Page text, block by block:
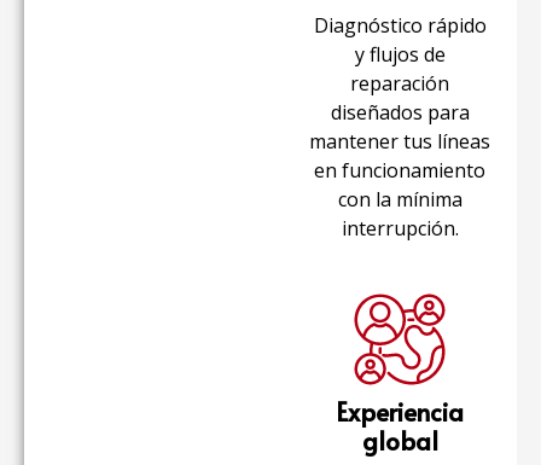
Diagnóstico rápido
y flujos de
reparación
diseñados para
mantener tus líneas
en funcionamiento
con la mínima
interrupción.
Experiencia
global